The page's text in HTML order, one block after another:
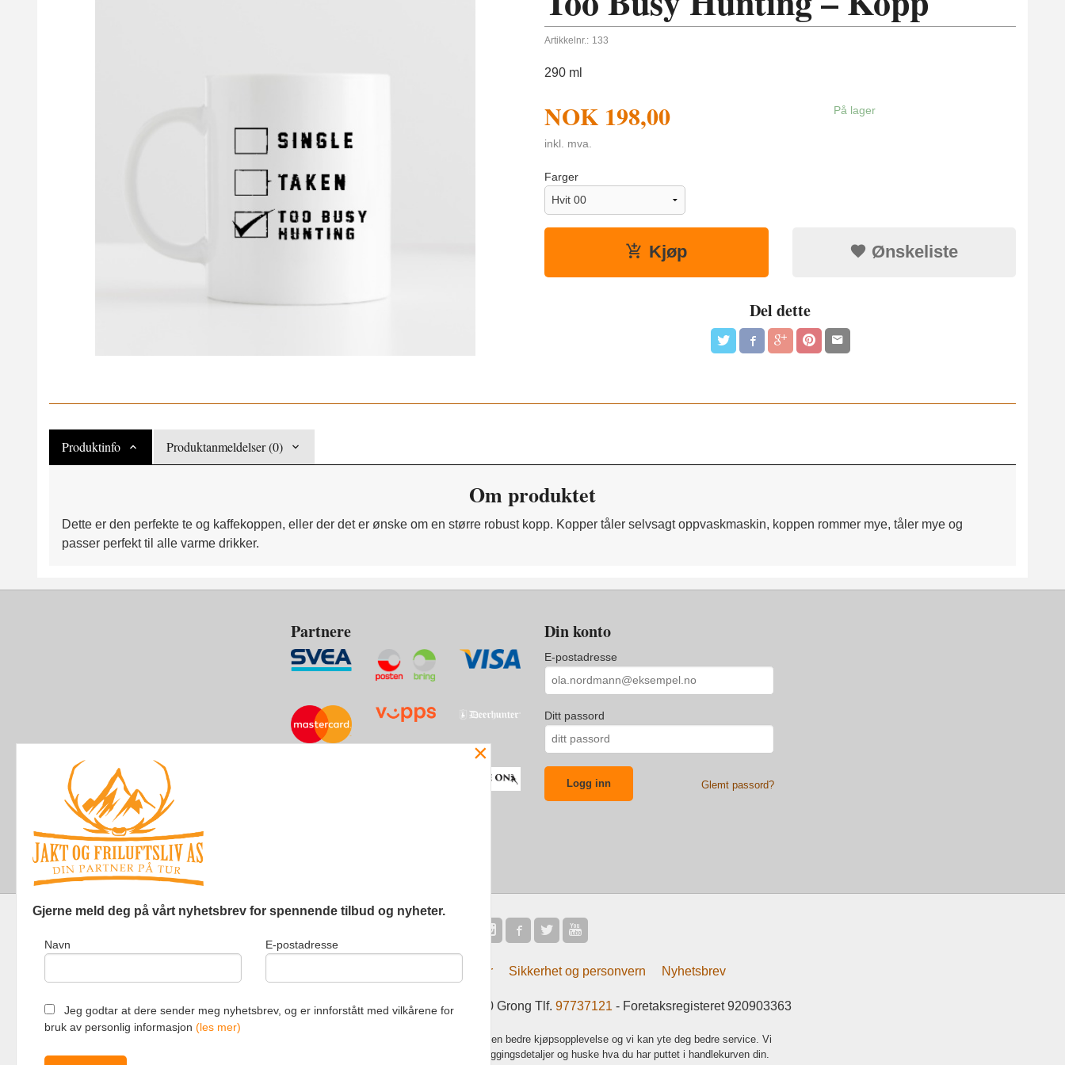
Artikkelnr.: 133
290 ml
NOK 198,00
inkl. mva.
På lager
Farger
Kjøp Ønskeliste
Del dette
Produktinfo Produktanmeldelser (0)
Om produktet
Dette er den perfekte te og kaffekoppen, eller der det er ønske om en større robust kopp. Kopper tåler selvsagt oppvaskmaskin, koppen rommer mye, tåler mye og
passer perfekt til alle varme drikker.
Partnere Din konto
E-postadresse
Ditt passord
Glemt passord?
Kjøpsbetingelser Sikkerhet og personvern Nyhetsbrev
Jakt og Friluftsliv AS Eliasmoen 4 7870 Grong Tlf. 97737121 - Foretaksregisteret 920903363
Vår nettbutikk bruker cookies slik at du får en bedre kjøpsopplevelse og vi kan yte deg bedre service. Vi
bruker cookies hovedsaklig til å lagre innloggingsdetaljer og huske hva du har puttet i handlekurven din.
×
Gjerne meld deg på vårt nyhetsbrev for spennende tilbud og nyheter.
Navn E-postadresse
Jeg godtar at dere sender meg nyhetsbrev, og er innforstått med vilkårene for
bruk av personlig informasjon (les mer)